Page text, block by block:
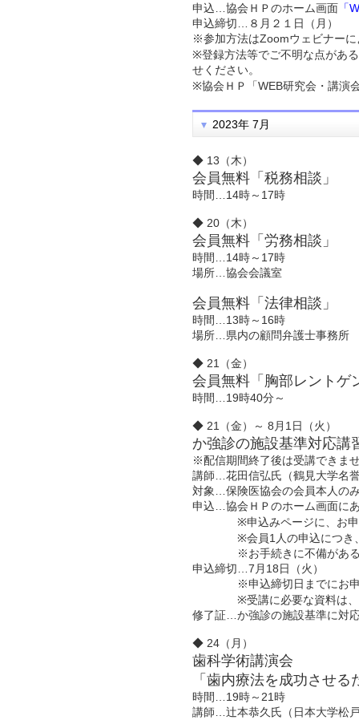
申込…協会ＨＰのホーム画面 「
申込締切…８月２１日（月）
※参加方法はZoomウェビナー
※登録方法等でご不明な点があ
せください。
※協会ＨＰ「WEB研究会・講演
2023年 7月
◆ 13（木）
会員無料「税務相談」
時間…14時～17時
◆ 20（木）
会員無料「労務相談」
時間…14時～17時
場所…協会会議室
会員無料「法律相談」
時間…13時～16時
場所…県内の顧問弁護士事務所
◆ 21（金）
会員無料「胸部レントゲ
時間…19時40分～
◆ 21（金）～ 8月1日（火）
か強診の施設基準対応講
※配信期間終了後は受講できま
講師…花田信弘氏（鶴見大学名
対象…保険医協会の会員本人の
申込…協会ＨＰのホーム画面に
※申込みページに、お申込お
※会員1人の申込につき、1
※お手続きに不備があると
申込締切…7月18日（火）
※申込締切日までにお申込
※受講に必要な資料は、7月
修了証…か強診の施設基準に対
◆ 24（月）
歯科学術講演会
「歯内療法を成功させ
時間…19時～21時
講師…辻本恭久氏（日本大学松